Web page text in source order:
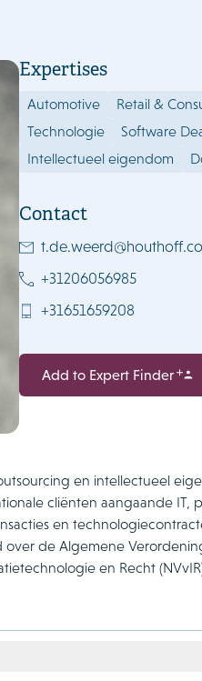
Expertises
Automotive Retail &
Technologie
Software
Intellectueel eigendom
Contact
+31206056985
+31651659208
Add to Expert Finder
en intellectueel
cliënten aangaande
en
de Algemene
en Recht